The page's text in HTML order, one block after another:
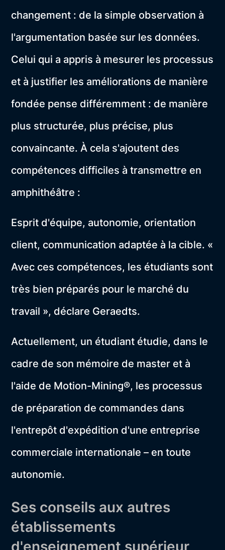
changement : de la simple observation à
l'argumentation basée sur les données.
Celui qui a appris à mesurer les processus
et à justifier les améliorations de manière
fondée pense différemment : de manière
plus structurée, plus précise, plus
convaincante. À cela s'ajoutent des
compétences difficiles à transmettre en
amphithéâtre :
Esprit d'équipe, autonomie, orientation
client, communication adaptée à la cible. «
Avec ces compétences, les étudiants sont
très bien préparés pour le marché du
travail », déclare Geraedts.
Actuellement, un étudiant étudie, dans le
cadre de son mémoire de master et à
l'aide de Motion-Mining®, les processus
de préparation de commandes dans
l'entrepôt d'expédition d'une entreprise
commerciale internationale – en toute
autonomie.
Ses conseils aux autres
établissements